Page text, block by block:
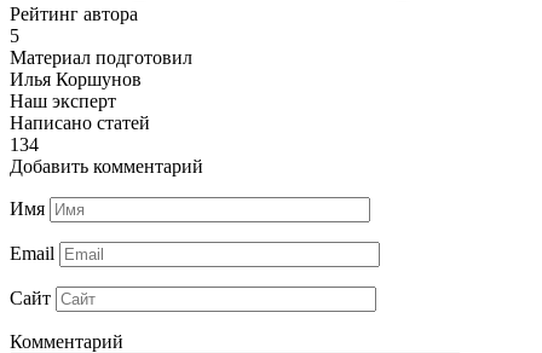
Рейтинг автора
5
Материал подготовил
Илья Коршунов
Наш эксперт
Написано статей
134
Добавить комментарий
Имя
Email
Сайт
Комментарий